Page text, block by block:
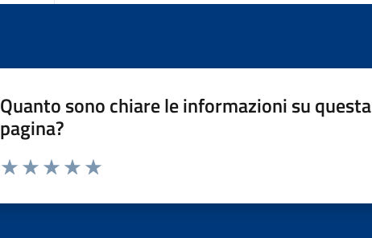
Quanto sono chiare le informazioni su questa
pagina?